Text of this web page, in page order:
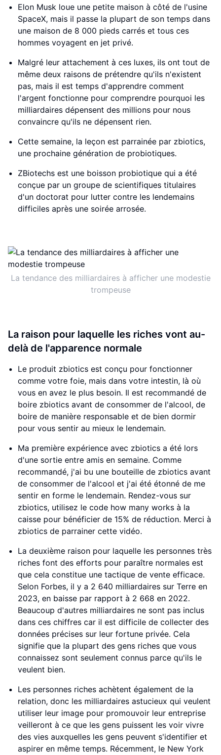
Elon Musk loue une petite maison à côté de l'usine
SpaceX, mais il passe la plupart de son temps dans
une maison de 8 000 pieds carrés et tous ces
hommes voyagent en jet privé.
Malgré leur attachement à ces luxes, ils ont tout de
même deux raisons de prétendre qu'ils n'existent
pas, mais il est temps d'apprendre comment
l'argent fonctionne pour comprendre pourquoi les
milliardaires dépensent des millions pour nous
convaincre qu'ils ne dépensent rien.
Cette semaine, la leçon est parrainée par zbiotics,
une prochaine génération de probiotiques.
ZBiotechs est une boisson probiotique qui a été
conçue par un groupe de scientifiques titulaires
d'un doctorat pour lutter contre les lendemains
difficiles après une soirée arrosée.
La tendance des milliardaires à afficher une modestie
trompeuse
La raison pour laquelle les riches vont au-
delà de l'apparence normale
Le produit zbiotics est conçu pour fonctionner
comme votre foie, mais dans votre intestin, là où
vous en avez le plus besoin. Il est recommandé de
boire zbiotics avant de consommer de l'alcool, de
boire de manière responsable et de bien dormir
pour vous sentir au mieux le lendemain.
Ma première expérience avec zbiotics a été lors
d'une sortie entre amis en semaine. Comme
recommandé, j'ai bu une bouteille de zbiotics avant
de consommer de l'alcool et j'ai été étonné de me
sentir en forme le lendemain. Rendez-vous sur
zbiotics, utilisez le code how many works à la
caisse pour bénéficier de 15% de réduction. Merci à
zbiotics de parrainer cette vidéo.
La deuxième raison pour laquelle les personnes très
riches font des efforts pour paraître normales est
que cela constitue une tactique de vente efficace.
Selon Forbes, il y a 2 640 milliardaires sur Terre en
2023, en baisse par rapport à 2 668 en 2022.
Beaucoup d'autres milliardaires ne sont pas inclus
dans ces chiffres car il est difficile de collecter des
données précises sur leur fortune privée. Cela
signifie que la plupart des gens riches que vous
connaissez sont seulement connus parce qu'ils le
veulent bien.
Les personnes riches achètent également de la
relation, donc les milliardaires astucieux qui veulent
utiliser leur image pour promouvoir leur entreprise
veilleront à ce que les gens puissent les voir vivre
des vies auxquelles les gens peuvent s'identifier et
aspirer en même temps. Récemment, le New York